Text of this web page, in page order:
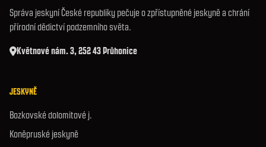
Správa jeskyní České republiky pečuje o zpřístupněné jeskyně a chrání
přírodní dědictví podzemního světa.
Květnové nám. 3, 252 43 Průhonice
JESKYNĚ
Bozkovské dolomitové j.
Koněpruské jeskyně